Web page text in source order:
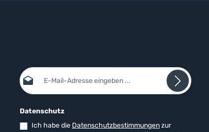
E-Mail-Adresse*
Datenschutz
Ich habe die Datenschutzbestimmungenzur